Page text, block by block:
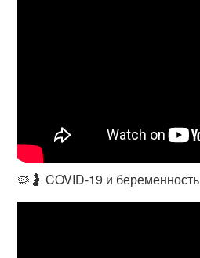
🦠🤰 COVID-19 и беременность